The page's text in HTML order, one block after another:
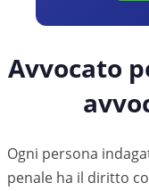
Avvocato
Ogni persona
penale ha il diritto